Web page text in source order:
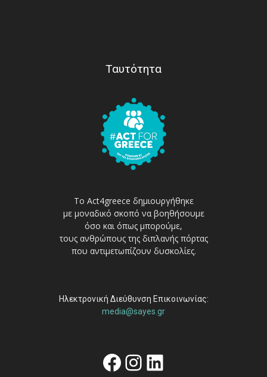
Ταυτότητα
Το Act4greece δημιουργήθηκε
με μοναδικό σκοπό να βοηθήσουμε
όσο και όπως μπορούμε,
τους ανθρώπους της διπλανής πόρτας
που αντιμετωπίζουν δυσκολίες.
Ηλεκτρονική Διεύθυνση Επικοινωνίας:
media@sayes.gr
Facebook
Instagram
Linkedin